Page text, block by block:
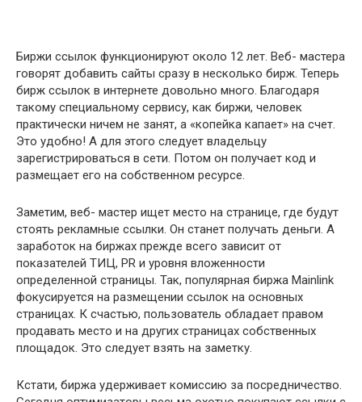
Биржи ссылок функционируют около 12 лет. Веб- мастера
говорят добавить сайты сразу в несколько бирж. Теперь
бирж ссылок в интернете довольно много. Благодаря
такому специальному сервису, как биржи, человек
практически ничем не занят, а «копейка капает» на счет.
Это удобно! А для этого следует владельцу
зарегистрироваться в сети. Потом он получает код и
размещает его на собственном ресурсе.
Заметим, веб- мастер ищет место на странице, где будут
стоять рекламные ссылки. Он станет получать деньги. А
заработок на биржах прежде всего зависит от
показателей ТИЦ, PR и уровня вложенности
определенной страницы. Так, популярная биржа Mainlink
фокусируется на размещении ссылок на основных
страницах. К счастью, пользователь обладает правом
продавать место и на других страницах собственных
площадок. Это следует взять на заметку.
Кстати, биржа удерживает комиссию за посредничество.